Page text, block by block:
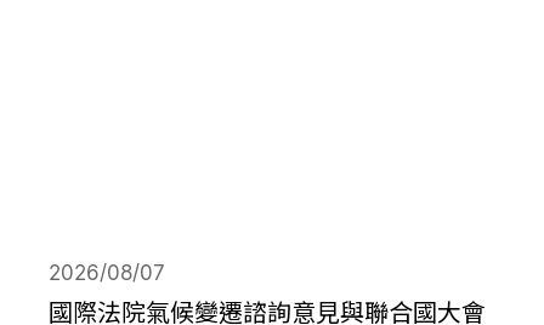
國際法院氣候變遷諮詢意見與聯合國大會
2026/08/07